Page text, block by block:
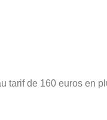
tarif de 160 euros en